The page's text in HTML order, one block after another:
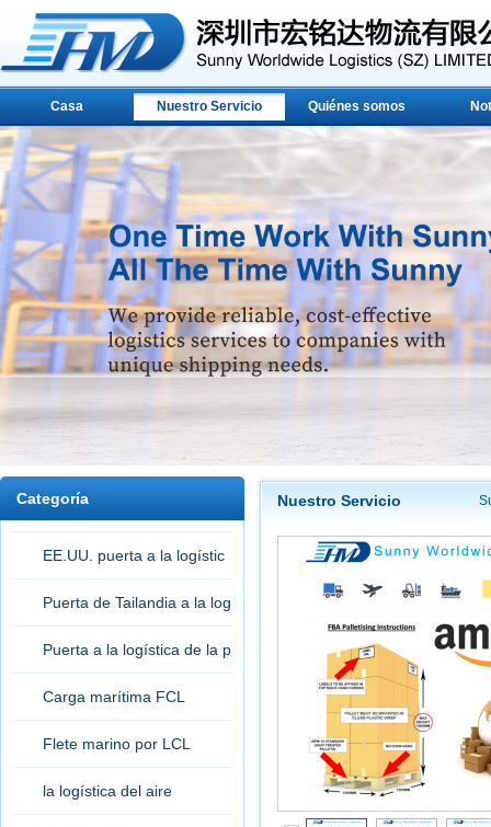
Casa Nuestro Servicio Quiénes somos
Categoría
EE.UU. puerta a la logístic
a de la puerta
Puerta de Tailandia a la log
ística de la puerta
Puerta a la logística de la p
uertaCarga marítima FCL
Flete marino por LCL
la logística del aire
Nuestro Servicio